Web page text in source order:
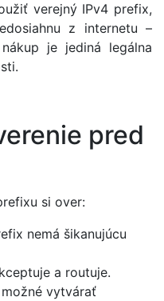
verejný IPv4 prefix,
z internetu –
je jediná legálna
pred
si over:
nemá šikanujúcu
a routuje.
vytvárať